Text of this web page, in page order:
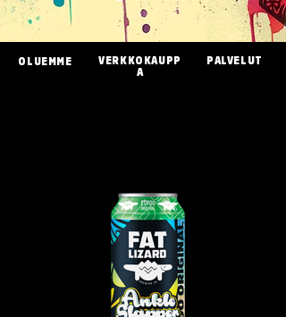
OLUEMME
VERKKOKAUPP
A
PALVELUT